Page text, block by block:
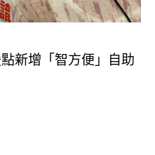
新增「智方便」自助